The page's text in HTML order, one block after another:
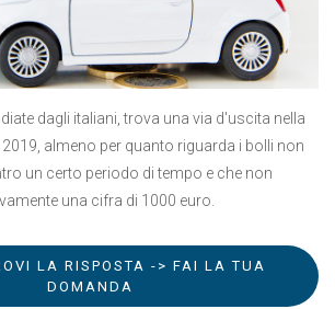
dagli italiani, trova una via d'uscita nella
2019, almeno per quanto riguarda i bolli non
un certo periodo di tempo e che non
una cifra di 1000 euro.
LA RISPOSTA -> FAI LA TUA
DOMANDA